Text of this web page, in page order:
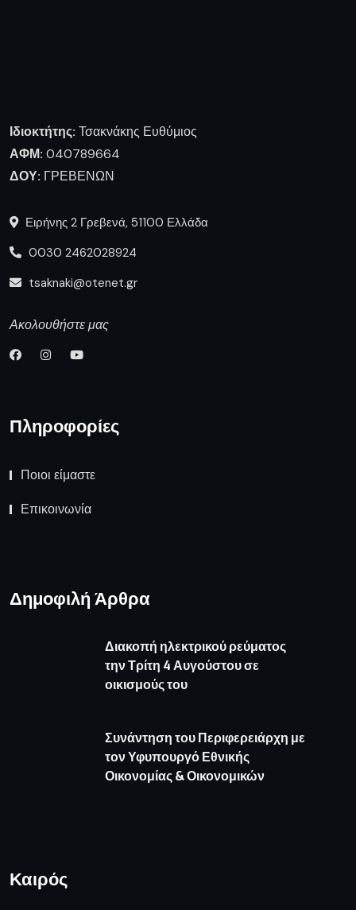
Ιδιοκτήτης: Τσακνάκης Ευθύμιος
ΑΦΜ: 040789664
ΔΟΥ: ΓΡΕΒΕΝΩΝ
Ειρήνης 2 Γρεβενά, 51100 Ελλάδα
0030 2462028924
tsaknaki@otenet.gr
Ακολουθήστε μας
Πληροφορίες
Ποιοι είμαστε
Επικοινωνία
Δημοφιλή Άρθρα
Διακοπή ηλεκτρικού ρεύματος
την Τρίτη 4 Αυγούστου σε
οικισμούς του
Συνάντηση του Περιφερειάρχη με
τον Υφυπουργό Εθνικής
Οικονομίας & Οικονομικών
Καιρός